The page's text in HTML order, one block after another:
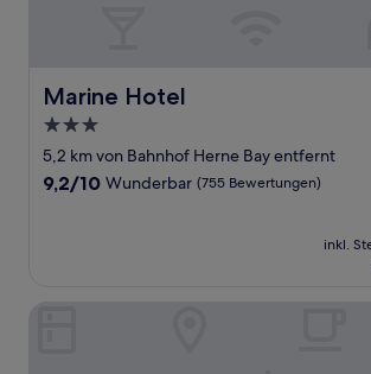
Marine Hotel
Marine Hotel
3.0-
Sterne-
Unterkunft
5,2 km von Bahnhof Herne Bay entfernt
9.2
9,2/10 Wunderbar (755 Bewertungen)
inkl.